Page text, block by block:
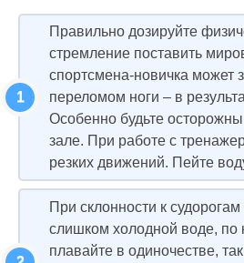
Правильно дозируйте
стремление поставить
спортсмена-новичка может
переломом ноги – в
Особенно будьте
зале. При работе с
резких движений. Пейте
При склонности к
слишком холодной воде, по
плавайте в одиночестве,